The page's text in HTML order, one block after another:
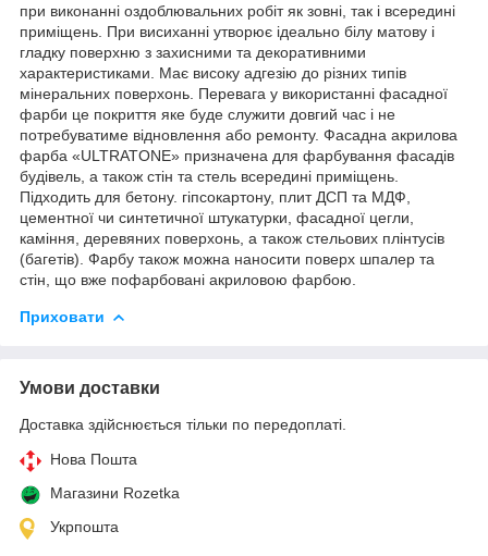
при виконанні оздоблювальних робіт як зовні, так і всередині
приміщень. При висиханні утворює ідеально білу матову і
гладку поверхню з захисними та декоративними
характеристиками. Має високу адгезію до різних типів
мінеральних поверхонь. Перевага у використанні фасадної
фарби це покриття яке буде служити довгий час і не
потребуватиме відновлення або ремонту. Фасадна акрилова
фарба «ULTRATONE» призначена для фарбування фасадів
будівель, а також стін та стель всередині приміщень.
Підходить для бетону. гіпсокартону, плит ДСП та МДФ,
цементної чи синтетичної штукатурки, фасадної цегли,
каміння, деревяних поверхонь, а також стельових плінтусів
(багетів). Фарбу також можна наносити поверх шпалер та
стін, що вже пофарбовані акриловою фарбою.
Приховати
Умови доставки
Доставка здійснюється тільки по передоплаті.
Нова Пошта
Магазини Rozetka
Укрпошта